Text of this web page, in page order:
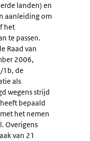
landen) en
aanleiding om
het
te passen.
Raad van
2006,
de
als
wegens strijd
bepaald
het nemen
Overigens
van 21